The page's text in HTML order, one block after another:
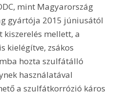
mint Magyarország
gyártója 2015 júniusától
mellett, a
kielégítve, zsákos
hozta szulfátálló
használatával
a szulfátkorrózió káros